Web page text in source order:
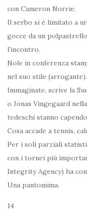
con Cameron Norrie.
Il serbo si è limitato a
gocce da un
l’incontro.
Nole in conferenza
nel suo stile (arrogante).
Immaginate, scrive la
o Jonas Vingegaard
tedeschi stanno
Cosa accade a tennis,
Per i soli parziali
con i tornei più
Integrity Agency) ha
Una pantomima.
14